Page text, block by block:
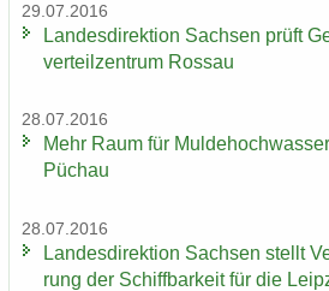
29.07.2016
Lan­des­di­rek­ti­on Sach­sen prüft
ver­teil­zen­trum Ros­sau
28.07.2016
Mehr Raum für
Püchau
28.07.2016
Lan­des­di­rek­ti­on Sach­sen stellt
rung der Schiff­bar­keit für die